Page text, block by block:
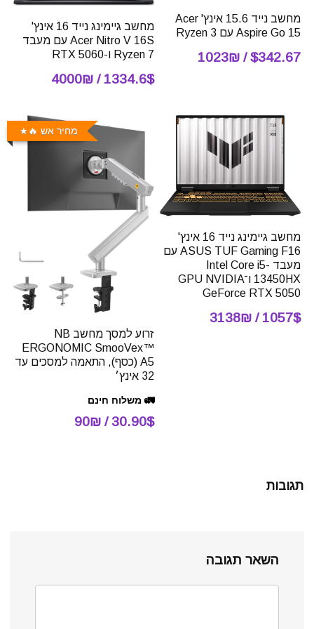
מחשב נייד 15.6 אינץ' Acer
Aspire Go 15 עם Ryzen 3
$342.67 / 1023₪
מחשב גיימינג נייד 16 אינץ'
Acer Nitro V 16S עם מעבד
Ryzen 7 ו-RTX 5060
1334.6$ / 4000₪
מחשב גיימינג נייד 16 אינץ'
ASUS TUF Gaming F16 עם
מעבד Intel Core i5-
13450HX ו־GPU NVIDIA
GeForce RTX 5050
1057$ / 3138₪
מחיר אש 🔥
זרוע למסך מחשב NB
ERGONOMIC SmooVex™
A5 (כסף), התאמה למסכים עד
32 אינץ׳
🚛 משלוח חינם
30.90$ / 90₪
תגובות
השאר תגובה